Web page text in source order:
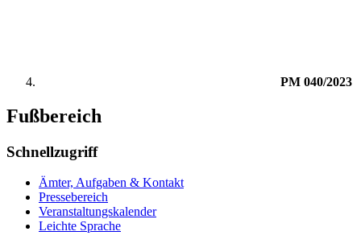
PM 040/2023
Fußbereich
Schnellzugriff
Ämter, Aufgaben & Kontakt
Pressebereich
Veranstaltungskalender
Leichte Sprache